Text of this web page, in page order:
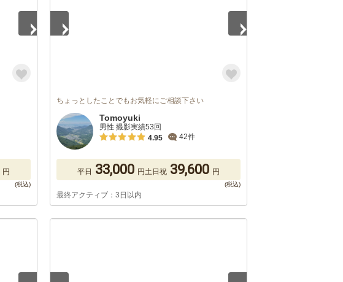
円
ちょっとしたことでもお気軽にご相談下さい
Tomoyuki
男性 撮影実績53回
4.95
42件
平日 33,000 円土日祝 39,600 円
最終アクティブ：3日以内